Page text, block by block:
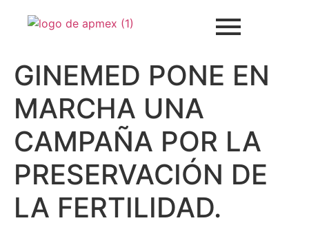
GINEMED PONE EN
MARCHA UNA
CAMPAÑA POR LA
PRESERVACIÓN DE
LA FERTILIDAD.